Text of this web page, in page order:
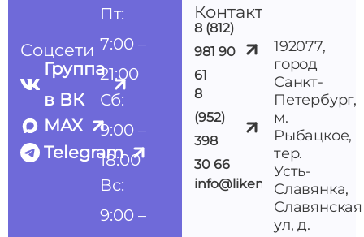
Контакты
8 (812)
981 90
61
8
(952)
398
30 66
info@likemedspb.ru
192077,
город
Санкт-
Петербург,
м.
Рыбацкое,
тер.
Усть-
Славянка,
Славянская
ул, д.
Соцсети
Группа
в ВК
MAX
Telegram
Пт:
7:00 –
21:00
Сб:
9:00 –
18:00
Вс:
9:00 –